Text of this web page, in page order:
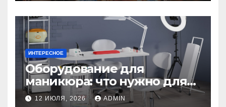
ИНТЕРЕСНОЕ
Оборудование для
маникюра: что нужно для
идеального маникюра
12 ИЮЛЯ, 2026 ADMIN